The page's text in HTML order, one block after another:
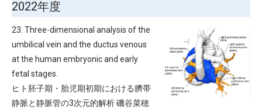
2022年度
23. Three-dimensional analysis of the
umbilical vein and the ductus venous
at the human embryonic and early
fetal stages.
ヒト胚子期・胎児期初期における臍帯
静脈と静脈管の3次元的解析 磯谷菜穂